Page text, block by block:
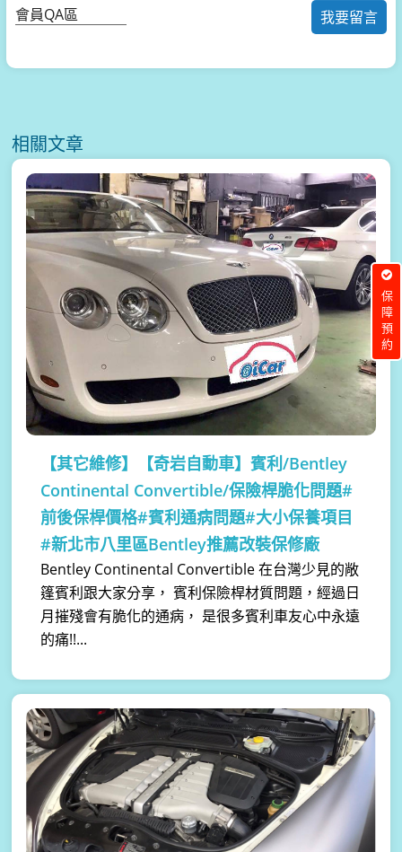
我要留言
會員QA區
相關文章
【其它維修】
【奇岩自動車】賓利/Bentley
Continental Convertible/保險桿脆化問題#
前後保桿價格#賓利通病問題#大小保養項目
#新北市八里區Bentley推薦改裝保修廠
Bentley Continental Convertible 在台灣少見的敞
篷賓利跟大家分享， 賓利保險桿材質問題，經過日
月摧殘會有脆化的通病， 是很多賓利車友心中永遠
的痛!!...
保障預約